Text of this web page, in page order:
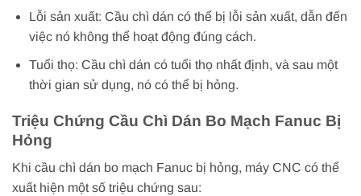
Lỗi sản xuất: Cầu chì dán có thể bị lỗi sản xuất, dẫn đến
việc nó không thể hoạt động đúng cách.
Tuổi thọ: Cầu chì dán có tuổi thọ nhất định, và sau một
thời gian sử dụng, nó có thể bị hỏng.
Triệu Chứng Cầu Chì Dán Bo Mạch Fanuc Bị
Hỏng
Khi cầu chì dán bo mạch Fanuc bị hỏng, máy CNC có thể
xuất hiện một số triệu chứng sau: